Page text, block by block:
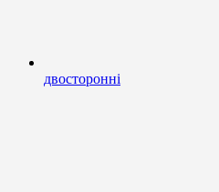
двосторонні